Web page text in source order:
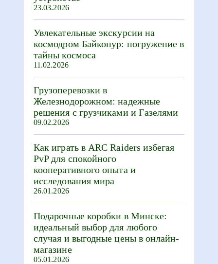
23.03.2026
Увлекательные экскурсии на
космодром Байконур: погружение в
тайны космоса
11.02.2026
Грузоперевозки в
Железнодорожном: надежные
решения с грузчиками и Газелями
09.02.2026
Как играть в ARC Raiders избегая
PvP для спокойного
кооперативного опыта и
исследования мира
26.01.2026
Подарочные коробки в Минске:
идеальный выбор для любого
случая и выгодные цены в онлайн-
магазине
05.01.2026